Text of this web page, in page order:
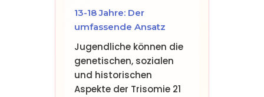
13-18 Jahre: Der
umfassende Ansatz
Jugendliche können die
genetischen, sozialen
und historischen
Aspekte der Trisomie 21